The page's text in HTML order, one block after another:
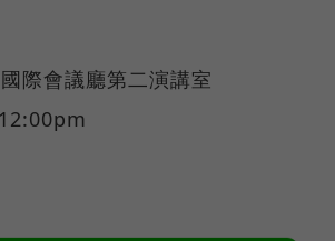
際會議廳第二演講室